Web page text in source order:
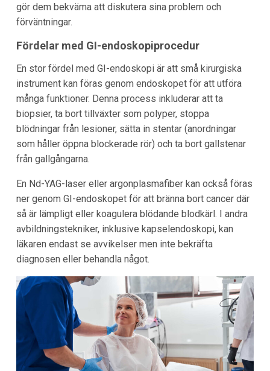
gör dem bekväma att diskutera sina problem och
förväntningar.
Fördelar med GI-endoskopiprocedur
En stor fördel med GI-endoskopi är att små kirurgiska
instrument kan föras genom endoskopet för att utföra
många funktioner. Denna process inkluderar att ta
biopsier, ta bort tillväxter som polyper, stoppa
blödningar från lesioner, sätta in stentar (anordningar
som håller öppna blockerade rör) och ta bort gallstenar
från gallgångarna.
En Nd-YAG-laser eller argonplasmafiber kan också föras
ner genom GI-endoskopet för att bränna bort cancer där
så är lämpligt eller koagulera blödande blodkärl. I andra
avbildningstekniker, inklusive kapselendoskopi, kan
läkaren endast se avvikelser men inte bekräfta
diagnosen eller behandla något.